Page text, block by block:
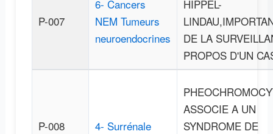
P-007
6- Cancers
NEM Tumeurs
neuroendocrines
HIPPEL-
DE LA
PROPOS D'UN
P-008 4- Surrénale
ASSOCIE A UN
SYNDROME DE